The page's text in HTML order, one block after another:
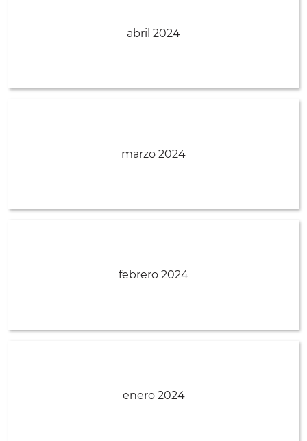
abril 2024
marzo 2024
febrero 2024
enero 2024